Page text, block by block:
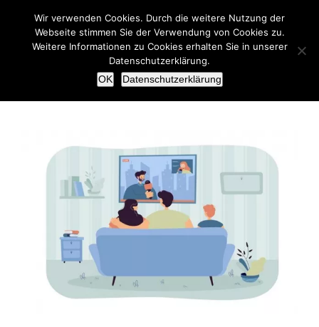
springen
Wir verwenden Cookies. Durch die weitere Nutzung der
Webseite stimmen Sie der Verwendung von Cookies zu.
Weitere Informationen zu Cookies erhalten Sie in unserer
Datenschutzerklärung.
OK
Datenschutzerklärung